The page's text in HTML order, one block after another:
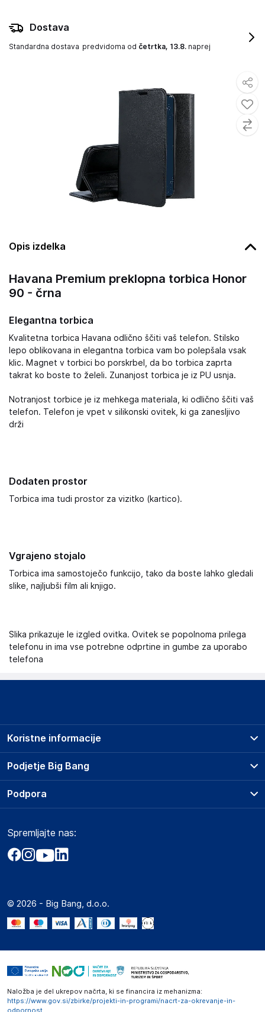
Opis izdelka
Havana Premium preklopna torbica Honor
90 - črna
Elegantna torbica
Kvalitetna torbica Havana odlično ščiti vaš telefon. Stilsko
lepo oblikovana in elegantna torbica vam bo polepšala vsak
klic. Magnet v torbici bo porskrbel, da bo torbica zaprta
takrat ko boste to želeli. Zunanjost torbica je iz PU usnja.
Notranjost torbice je iz mehkega materiala, ki odlično ščiti vaš
telefon. Telefon je vpet v silikonski ovitek, ki ga zanesljivo
drži
Dodaten prostor
Torbica ima tudi prostor za vizitko (kartico).
Vgrajeno stojalo
Torbica ima samostoječo funkcijo, tako da boste lahko gledali
slike, najljubši film ali knjigo.
Slika prikazuje le izgled ovitka. Ovitek se popolnoma prilega
telefonu in ima vse potrebne odprtine in gumbe za uporabo
telefona
Dostava
Standardna dostava predvidoma od četrtka, 13.8. naprej
Podjetje Big Bang
O podjetju
Obvestila za javnost
Akt o digitalnih storitvah
Marketplace za partnerje
Novosti
Koristne informacije
Prodajna mesta
Storitve
Dostava, vnos in odvoz
Zavarovanje izdelkov
Podpora
Marketplace
Kako oddati naročilo?
Spremljajte nas:
© 2026 - Big Bang, d.o.o.
Naložba je del ukrepov načrta, ki se financira iz mehanizma:
https://www.gov.si/zbirke/projekti-in-programi/nacrt-za-okrevanje-in-
odpornost